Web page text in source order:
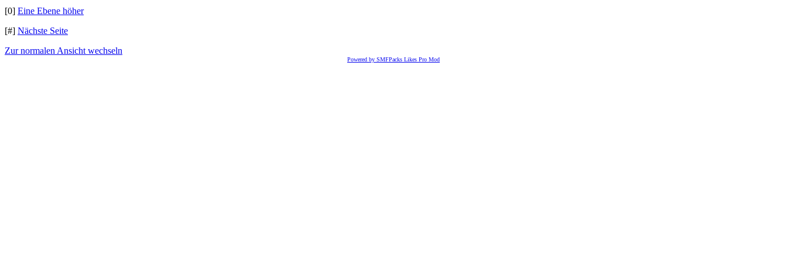
[0] Eine Ebene höher
[#] Nächste Seite
Zur normalen Ansicht wechseln
Powered by SMFPacks Likes Pro Mod